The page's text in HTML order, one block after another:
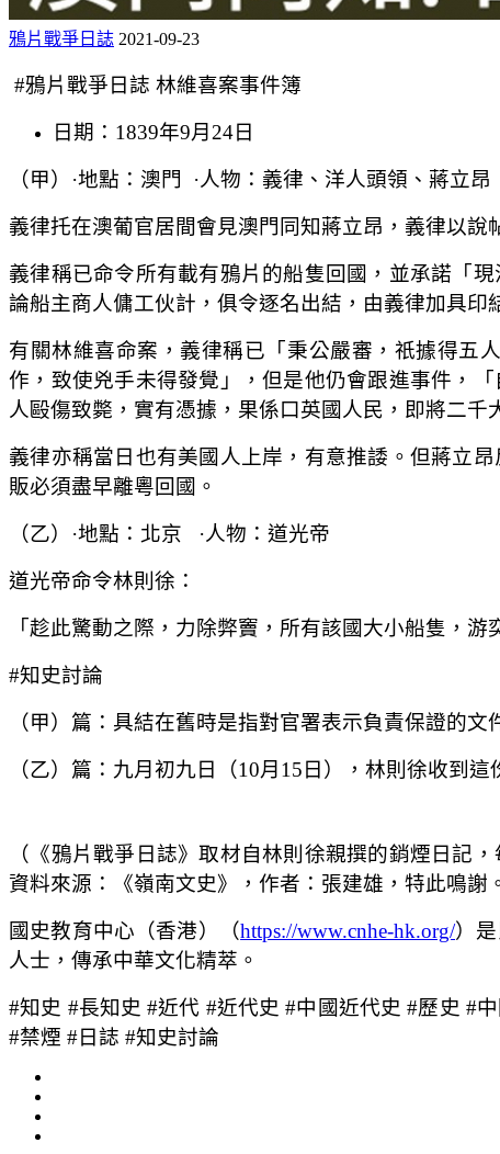
鴉片戰爭日誌 2021-09-23
#鴉片戰爭日誌 林維喜案事件簿
日期：1839年9月24日
（甲）·地點：澳門 ·人物：義律、洋人頭領、蔣立昂
義律托在澳葡官居間會見澳門同知蔣立昂，義律以
義律稱已命令所有載有鴉片的船隻回國，並承諾「
論船主商人傭工伙計，俱令逐名出結，由義律加具印
有關林維喜命案，義律稱已「秉公嚴審，祇據得五
作，致使兇手未得發覺」，但是他仍會跟進事件，
人毆傷致斃，實有憑據，果係口英國人民，即將二
義律亦稱當日也有美國人上岸，有意推諉。但蔣立
販必須盡早離粵回國。
（乙）·地點：北京 ·人物：道光帝
道光帝命令林則徐：
「趁此驚動之際，力除弊竇，所有該國大小船隻，游
#知史討論
（甲）篇：具結在舊時是指對官署表示負責保證的
（乙）篇：九月初九日（10月15日），林則徐收到這
（《鴉片戰爭日誌》取材自林則徐親撰的銷煙日記
資料來源：《嶺南文史》，作者：張建雄，特此鳴謝
國史教育中心（香港）（https://www.cnhe-hk.org/）
人士，傳承中華文化精萃。
#知史 #長知史 #近代 #近代史 #中國近代史 #歷史 #
#禁煙 #日誌 #知史討論